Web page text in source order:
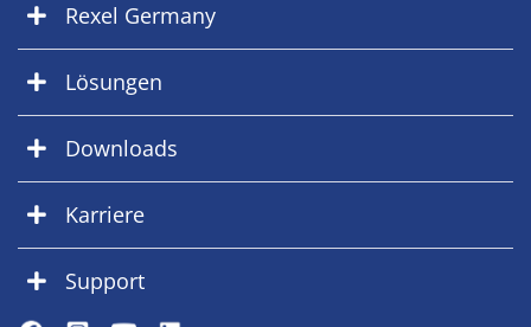
Rexel Germany
Lösungen
Downloads
Karriere
Support